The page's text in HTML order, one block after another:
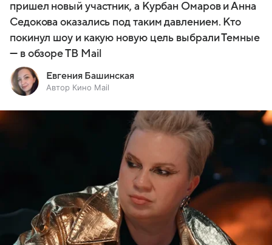
пришел новый участник, а Курбан Омаров и Анна
Седокова оказались под таким давлением. Кто
покинул шоу и какую новую цель выбрали Темные
— в обзоре ТВ Mail
Евгения Башинская
Автор Кино Mail